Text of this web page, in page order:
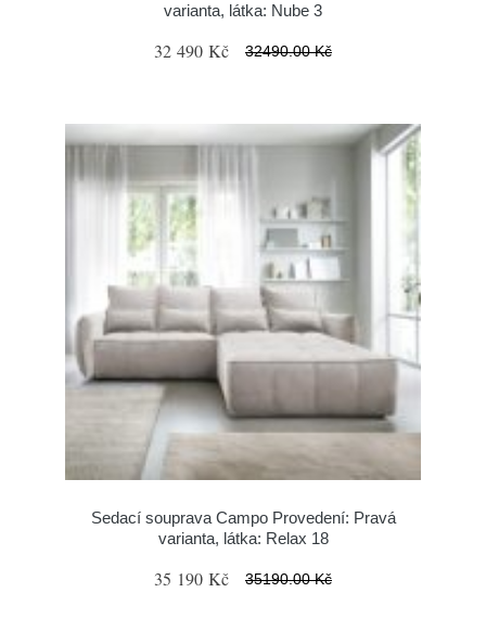
varianta, látka: Nube 3
32 490 Kč 32490.00 Kč
Sedací souprava Campo Provedení: Pravá
varianta, látka: Relax 18
35 190 Kč 35190.00 Kč